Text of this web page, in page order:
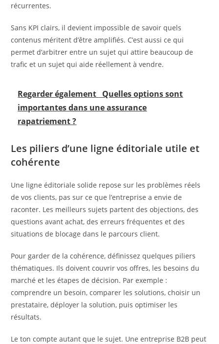
récurrentes.
Sans KPI clairs, il devient impossible de savoir quels
contenus méritent d’être amplifiés. C’est aussi ce qui
permet d’arbitrer entre un sujet qui attire beaucoup de
trafic et un sujet qui aide réellement à vendre.
Regarder également Quelles options sont
importantes dans une assurance
rapatriement ?
Les piliers d’une ligne éditoriale utile et
cohérente
Une ligne éditoriale solide repose sur les problèmes réels
de vos clients, pas sur ce que l’entreprise a envie de
raconter. Les meilleurs sujets partent des objections, des
questions avant achat, des erreurs fréquentes et des
situations de blocage dans le parcours client.
Pour garder de la cohérence, définissez quelques piliers
thématiques. Ils doivent couvrir vos offres, les besoins du
marché et les étapes de décision. Par exemple :
comprendre un besoin, comparer les solutions, choisir un
prestataire, déployer la solution, puis optimiser les
résultats.
Le ton compte autant que le sujet. Une entreprise B2B peut